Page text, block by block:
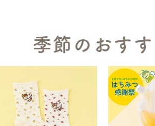
季節のおす